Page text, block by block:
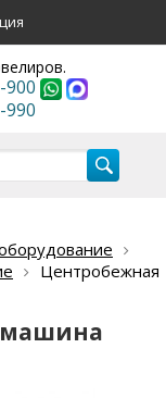
900
990
Центробежная
машина